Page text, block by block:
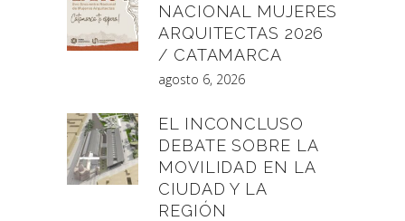
NACIONAL MUJERES
ARQUITECTAS 2026
/ CATAMARCA
agosto 6, 2026
EL INCONCLUSO
DEBATE SOBRE LA
MOVILIDAD EN LA
CIUDAD Y LA
REGIÓN